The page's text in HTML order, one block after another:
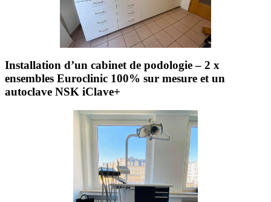
Installation d’un cabinet de podologie – 2 x
ensembles Euroclinic 100% sur mesure et un
autoclave NSK iClave+